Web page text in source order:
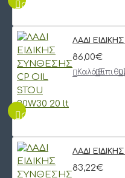
QUICKVIEW
QUICKVIEW
ΛΑΔΙ
86,00€
Καλάθι
ΛΑΔΙ
83,22€